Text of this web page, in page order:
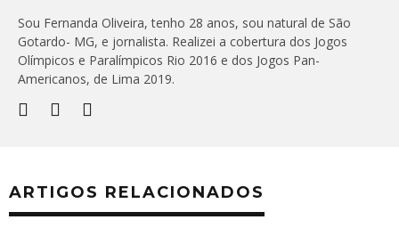
Sou Fernanda Oliveira, tenho 28 anos, sou natural de São
Gotardo- MG, e jornalista. Realizei a cobertura dos Jogos
Olímpicos e Paralímpicos Rio 2016 e dos Jogos Pan-
Americanos, de Lima 2019.
ARTIGOS RELACIONADOS